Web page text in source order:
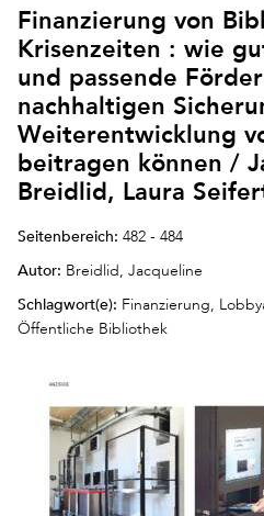
Finanzierung von
Krisenzeiten : wie
und passende
nachhaltigen
Weiterentwicklung
beitragen können /
Breidlid, Laura
Seitenbereich: 482 - 484
Autor: Breidlid, Jacqueline
Schlagwort(e): Finanzierung,
Öffentliche Bibliothek